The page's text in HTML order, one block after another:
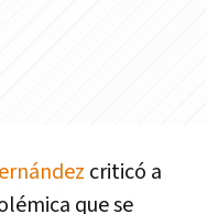
criticó a
que se